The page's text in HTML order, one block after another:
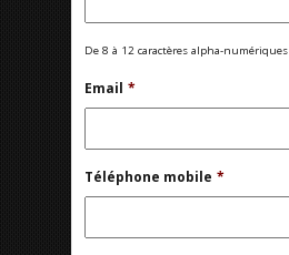
De 8 à 12 caractères alpha-numériques
Email *
Téléphone mobile *